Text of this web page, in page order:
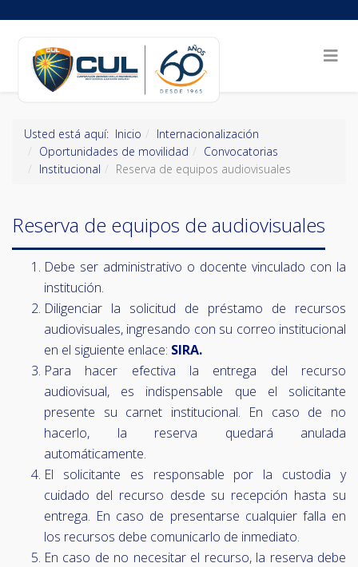
Usted está aquí: Inicio
Internacionalización
Oportunidades de movilidad
Convocatorias
Institucional
Reserva de equipos audiovisuales
Reserva de equipos de audiovisuales
Debe ser administrativo o docente vinculado con la
institución.
Diligenciar la solicitud de préstamo de recursos
audiovisuales, ingresando con su correo institucional
en el siguiente enlace: SIRA.
Para hacer efectiva la entrega del recurso
audiovisual, es indispensable que el solicitante
presente su carnet institucional. En caso de no
hacerlo, la reserva quedará anulada
automáticamente.
El solicitante es responsable por la custodia y
cuidado del recurso desde su recepción hasta su
entrega. En caso de presentarse cualquier falla en
los recursos debe comunicarlo de inmediato.
En caso de no necesitar el recurso, la reserva debe